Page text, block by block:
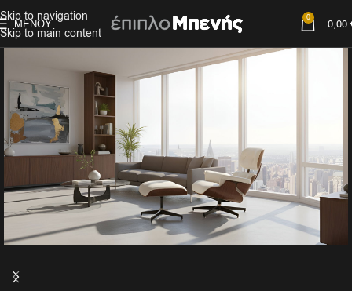
Skip to navigation
Skip to main content
ΜΕΝΟΎ 0 0,00